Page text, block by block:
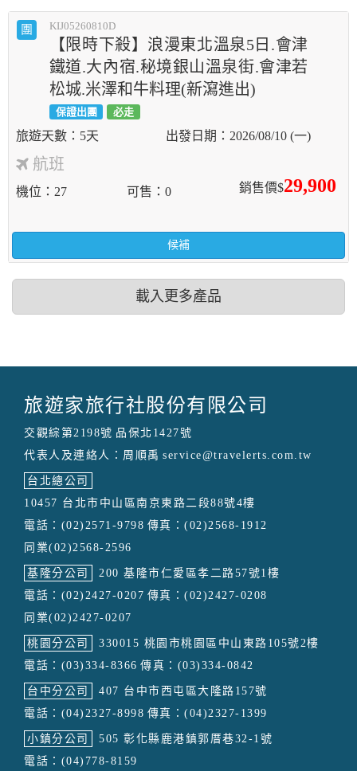
團 KIJ05260810D
【限時下殺】浪漫東北溫泉5日.會津
鐵道.大內宿.秘境銀山溫泉街.會津若
松城.米澤和牛料理(新瀉進出)
保證出團 必走
5天 2026/08/10 (一)
航班
銷售價$29,900
機位 27 可售 0
候補
載入更多產品
旅遊家旅行社股份有限公司
交觀綜第2198號 品保北1427號
代表人及連絡人：周順禹 service@travelerts.com.tw
台北總公司
10457 台北市中山區南京東路二段88號4樓
電話：(02)2571-9798 傳真：(02)2568-1912
同業(02)2568-2596
基隆分公司
200 基隆市仁愛區孝二路57號1樓
電話：(02)2427-0207 傳真：(02)2427-0208
同業(02)2427-0207
桃園分公司
330015 桃園市桃園區中山東路105號2樓
電話：(03)334-8366 傳真：(03)334-0842
台中分公司
407 台中市西屯區大隆路157號
電話：(04)2327-8998 傳真：(04)2327-1399
小鎮分公司
505 彰化縣鹿港鎮郭厝巷32-1號
電話：(04)778-8159